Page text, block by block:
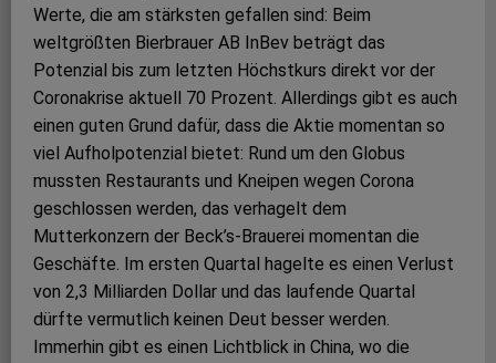
Werte, die am stärksten gefallen sind: Beim
weltgrößten Bierbrauer AB InBev beträgt das
Potenzial bis zum letzten Höchstkurs direkt vor der
Coronakrise aktuell 70 Prozent. Allerdings gibt es auch
einen guten Grund dafür, dass die Aktie momentan so
viel Aufholpotenzial bietet: Rund um den Globus
mussten Restaurants und Kneipen wegen Corona
geschlossen werden, das verhagelt dem
Mutterkonzern der Beck’s-Brauerei momentan die
Geschäfte. Im ersten Quartal hagelte es einen Verlust
von 2,3 Milliarden Dollar und das laufende Quartal
dürfte vermutlich keinen Deut besser werden.
Immerhin gibt es einen Lichtblick in China, wo die